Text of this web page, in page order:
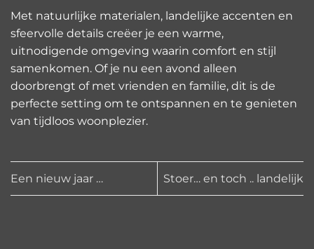
Met natuurlijke materialen, landelijke accenten en
sfeervolle details creëer je een warme,
uitnodigende omgeving waarin comfort en stijl
samenkomen. Of je nu een avond alleen
doorbrengt of met vrienden en familie, dit is de
perfecte setting om te ontspannen en te genieten
van tijdloos woonplezier.
Een nieuw jaar … Stoer… en toch .. landelijk